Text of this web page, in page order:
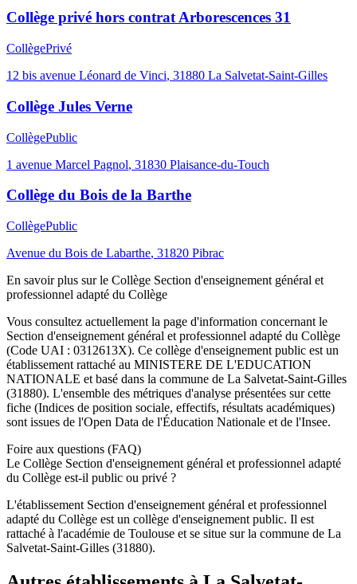
Collège privé hors contrat Arborescences 31
CollègePrivé
12 bis avenue Léonard de Vinci, 31880 La Salvetat-Saint-Gilles
Collège Jules Verne
CollègePublic
1 avenue Marcel Pagnol, 31830 Plaisance-du-Touch
Collège du Bois de la Barthe
CollègePublic
Avenue du Bois de Labarthe, 31820 Pibrac
En savoir plus sur le Collège Section d'enseignement général et
professionnel adapté du Collège
Vous consultez actuellement la page d'information concernant le
Section d'enseignement général et professionnel adapté du Collège
(Code UAI : 0312613X). Ce collège d'enseignement public est un
établissement rattaché au MINISTERE DE L'EDUCATION
NATIONALE et basé dans la commune de La Salvetat-Saint-Gilles
(31880). L'ensemble des métriques d'analyse présentées sur cette
fiche (Indices de position sociale, effectifs, résultats académiques)
sont issues de l'Open Data de l'Éducation Nationale et de l'Insee.
Foire aux questions (FAQ)
Le Collège Section d'enseignement général et professionnel adapté
du Collège est-il public ou privé ?
L'établissement Section d'enseignement général et professionnel
adapté du Collège est un collège d'enseignement public. Il est
rattaché à l'académie de Toulouse et se situe sur la commune de La
Salvetat-Saint-Gilles (31880).